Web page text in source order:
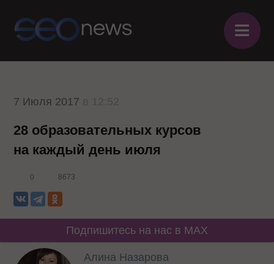
≡
7 Июля 2017
28 образовательных курсов
на каждый день июля
0 8673
Подпишитесь на нас в MAX
Алина Назарова